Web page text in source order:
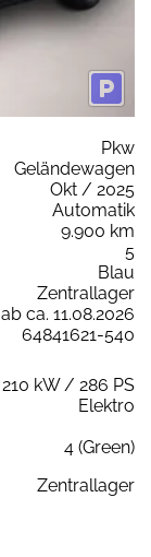
Pkw
Geländewagen
Okt / 2025
Automatik
9.900 km
5
Blau
Zentrallager
ab ca. 11.08.2026
64841621-540
210 kW / 286 PS
Elektro
4 (Green)
Zentrallager